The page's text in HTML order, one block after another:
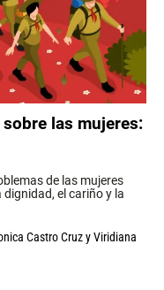
las mujeres:
de las mujeres
el cariño y la
Castro CruzyViridiana